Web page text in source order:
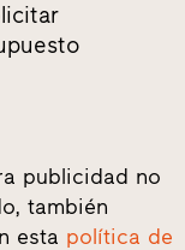
publicidad no
también
esta política de